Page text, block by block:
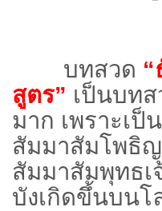
บทสวด
สูตร” เป็นบท
มาก เพราะเ
สัมมาสัมโพธิ
สัมมาสัมพุทธเ
บังเกิดขึ้นบนโ